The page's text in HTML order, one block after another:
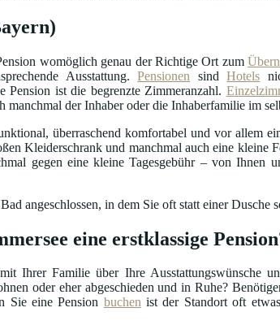
womöglich genau der Richtige Ort zum
Ausstattung.Pensionen sindHotels
Pension ist die begrenzte Zimmeranzahl.
der Inhaber oder die Inhaberfamilie im
überraschend komfortabel und vor allem
Kleiderschrank und manchmal auch eine kleine
gegen eine kleine Tagesgebühr – von Ihnen
angeschlossen, in dem Sie oft statt einer Dusche
eine erstklassige
Ihrer Familie über Ihre Ausstattungswünsche
oder eher abgeschieden und in Ruhe?
Sie eine Pension buchenist der Standort oft